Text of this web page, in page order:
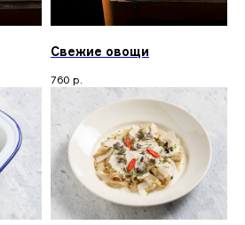
Свежие овощи
760 р.